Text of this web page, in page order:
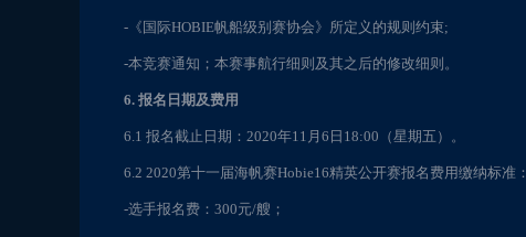
-《国际HOBIE帆船级别赛协会》所定义的规则约束;
-本竞赛通知；本赛事航行细则及其之后的修改细则。
6. 报名日期及费用
6.1 报名截止日期：2020年11月6日18:00（星期五）。
6.2 2020第十一届海帆赛Hobie16精英公开赛报名费用缴纳标准：
-选手报名费：300元/艘；